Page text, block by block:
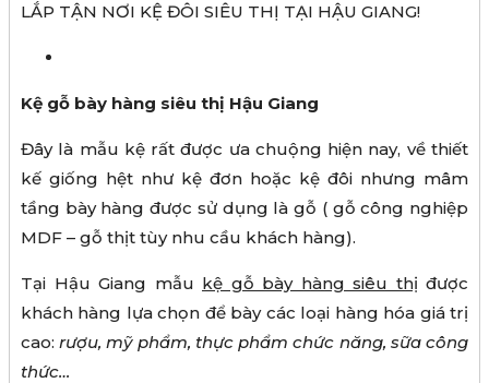
LẮP TẬN NƠI KỆ ĐÔI SIÊU THỊ TẠI HẬU GIANG!
Kệ gỗ bày hàng siêu thị Hậu Giang
Đây là mẫu kệ rất được ưa chuộng hiện nay, về thiết
kế giống hệt như kệ đơn hoặc kệ đôi nhưng mâm
tầng bày hàng được sử dụng là gỗ ( gỗ công nghiệp
MDF – gỗ thịt tùy nhu cầu khách hàng).
Tại Hậu Giang mẫu kệ gỗ bày hàng siêu thị được
khách hàng lựa chọn để bày các loại hàng hóa giá trị
cao:rượu, mỹ phẩm, thực phẩm chức năng, sữa công
thức…